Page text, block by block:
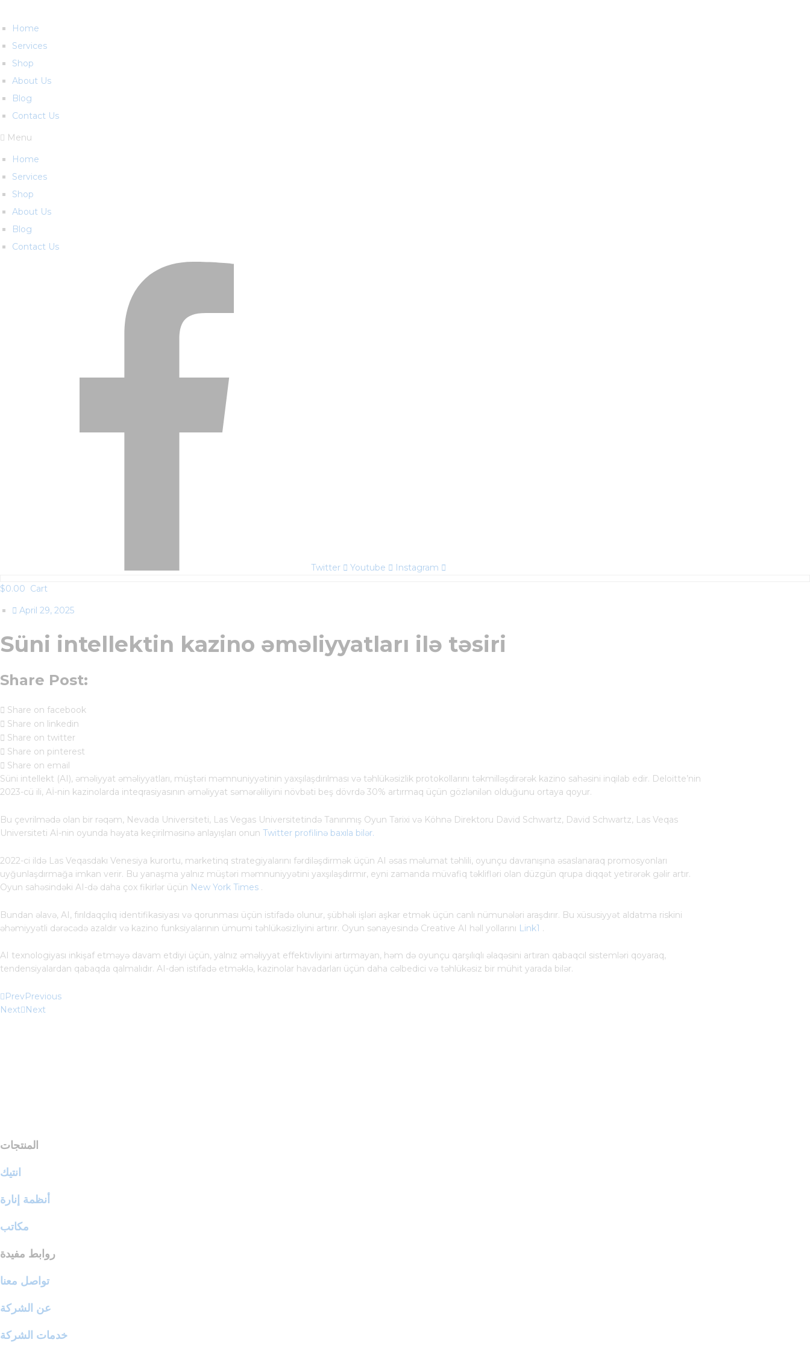
Home
Services
Shop
About Us
Blog
Contact Us
Menu
Home
Services
Shop
About Us
Blog
Contact Us
Twitter Youtube
Instagram
$0.00 Cart
April 29, 2025
Süni intellektin kazino əməliyyatları ilə təsiri
Share Post:
Share on facebook
Share on linkedin
Share on twitter
Share on pinterest
Share on email
Süni intellekt (AI), əməliyyat əməliyyatları, müştəri məmnuniyyətinin yaxşılaşdırılması və təhlükəsizlik protokollarını təkmilləşdirərək kazino sahəsini inqilab edir. Deloitte’nin
2023-cü ili, Aİ-nin kazinolarda inteqrasiyasının əməliyyat səmərəliliyini növbəti beş dövrdə 30% artırmaq üçün gözlənilən olduğunu ortaya qoyur.
Bu çevrilmədə olan bir rəqəm, Nevada Universiteti, Las Vegas Universitetində Tanınmış Oyun Tarixi və Köhnə Direktoru David Schwartz, David Schwartz, Las Veqas
Universiteti Aİ-nin oyunda həyata keçirilməsinə anlayışları onun Twitter profilinə baxıla bilər.
2022-ci ildə Las Veqasdakı Venesiya kurortu, marketinq strategiyalarını fərdiləşdirmək üçün AI əsas məlumat təhlili, oyunçu davranışına əsaslanaraq promosyonları
uyğunlaşdırmağa imkan verir. Bu yanaşma yalnız müştəri məmnuniyyətini yaxşılaşdırmır, eyni zamanda müvafiq təklifləri olan düzgün qrupa diqqət yetirərək gəlir artır.
Oyun sahəsindəki AI-də daha çox fikirlər üçün New York Times .
Bundan əlavə, AI, fırıldaqçılıq identifikasiyası və qorunması üçün istifadə olunur, şübhəli işləri aşkar etmək üçün canlı nümunələri araşdırır. Bu xüsusiyyət aldatma riskini
əhəmiyyətli dərəcədə azaldır və kazino funksiyalarının ümumi təhlükəsizliyini artırır. Oyun sənayesində Creative AI həll yollarını Link1 .
AI texnologiyası inkişaf etməyə davam etdiyi üçün, yalnız əməliyyat effektivliyini artırmayan, həm də oyunçu qarşılıqlı əlaqəsini artıran qabaqcıl sistemləri qoyaraq,
tendensiyalardan qabaqda qalmalıdır. AI-dən istifadə etməklə, kazinolar havadarları üçün daha cəlbedici və təhlükəsiz bir mühit yarada bilər.
PrevPrevious
Next Next
المنتجات
انتيك
أنظمة إنارة
مكاتب
روابط مفيدة
تواصل معنا
عن الشركة
خدمات الشركة